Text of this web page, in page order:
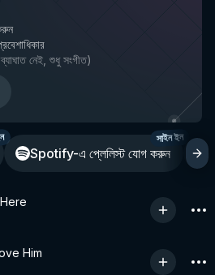
নেই, শুধু সংগীত)
Spotify-এ প্লেলিস্ট যোগ করুন
সাইন ইন
Him